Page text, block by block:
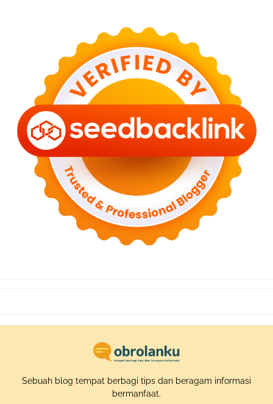
Sebuah blog tempat berbagi tips dan beragam informasi
bermanfaat.